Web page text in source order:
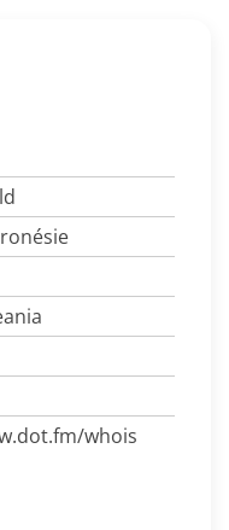
whois